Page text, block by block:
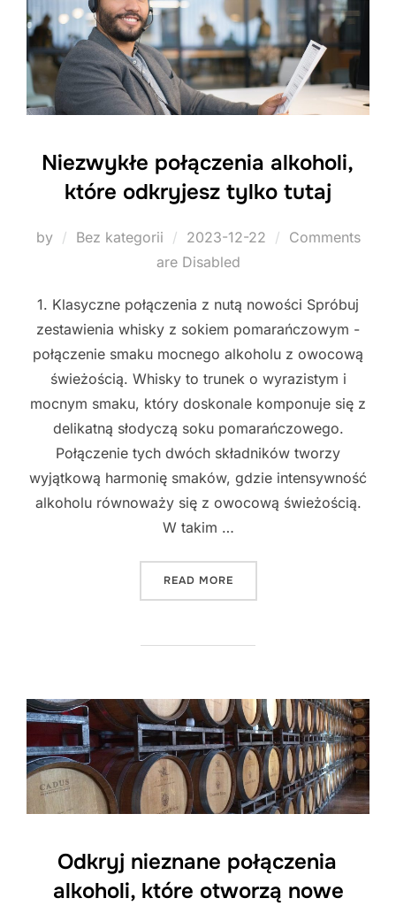
Niezwykłe połączenia alkoholi,
które odkryjesz tylko tutaj
by Bez kategorii
Posted
on
2023-12-22
Comments
are Disabled
1. Klasyczne połączenia z nutą nowości Spróbuj
zestawienia whisky z sokiem pomarańczowym -
połączenie smaku mocnego alkoholu z owocową
świeżością. Whisky to trunek o wyrazistym i
mocnym smaku, który doskonale komponuje się z
delikatną słodyczą soku pomarańczowego.
Połączenie tych dwóch składników tworzy
wyjątkową harmonię smaków, gdzie intensywność
alkoholu równoważy się z owocową świeżością.
W takim …
READ MORE"NIEZWYKŁE POŁĄCZENIA
Odkryj nieznane połączenia
alkoholi, które otworzą nowe